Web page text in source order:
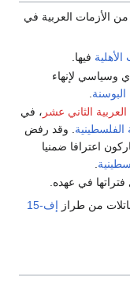
الأزمات العربية في
فيها.
وسياسي لإنهاء
الثاني عشر ، في
الفلسطينية . وقد رفض
اعترافا ضمنيا
في عهده.
إف-15